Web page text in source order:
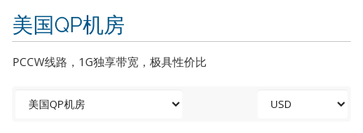
美国QP机房
PCCW线路，1G独享带宽，极具性价比